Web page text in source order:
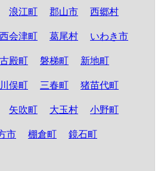
浪江町 郡山市 西郷村
西会津町 葛尾村 いわき市
古殿町 磐梯町 新地町
川俣町 三春町 猪苗代町
矢吹町 大玉村 小野町
市 棚倉町 鏡石町